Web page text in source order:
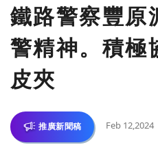
鐵路警察豐原
警精神。積極
皮夾
推廣新聞稿 Feb 12,2024